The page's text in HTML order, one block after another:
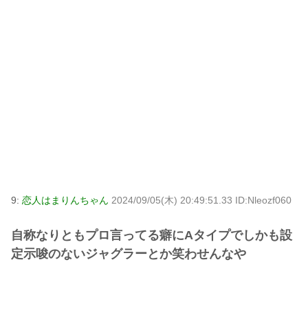
9: 恋人はまりんちゃん 2024/09/05(木) 20:49:51.33 ID:Nleozf060
自称なりともプロ言ってる癖にAタイプでしかも設
定示唆のないジャグラーとか笑わせんなや